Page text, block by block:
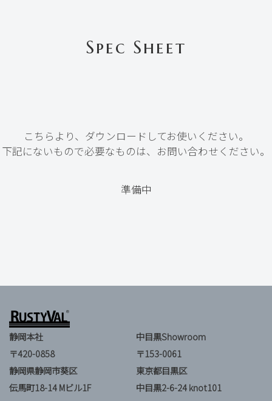
Spec Sheet
こちらより、ダウンロードしてお使いください。
下記にないもので必要なものは、お問い合わせください。
準備中
静岡本社
〒420-0858
静岡県静岡市葵区
伝馬町18-14 Mビル1F
中目黒Showroom
〒153-0061
東京都目黒区
中目黒2-6-24 knot101